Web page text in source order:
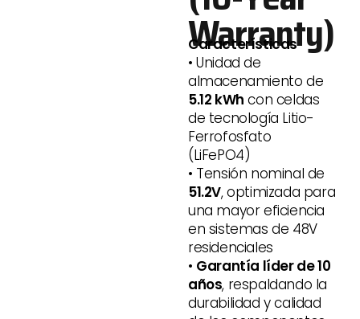
Warranty)
Características
• Unidad de
almacenamiento de
5.12 kWh con celdas
de tecnología Litio-
Ferrofosfato
(LiFePO4)
• Tensión nominal de
51.2V, optimizada para
una mayor eficiencia
en sistemas de 48V
residenciales
• Garantía líder de 10
años, respaldando la
durabilidad y calidad